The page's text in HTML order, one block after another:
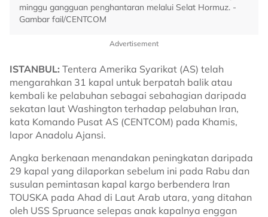
minggu gangguan penghantaran melalui Selat Hormuz. -
Gambar fail/CENTCOM
Advertisement
ISTANBUL: Tentera Amerika Syarikat (AS) telah
mengarahkan 31 kapal untuk berpatah balik atau
kembali ke pelabuhan sebagai sebahagian daripada
sekatan laut Washington terhadap pelabuhan Iran,
kata Komando Pusat AS (CENTCOM) pada Khamis,
lapor Anadolu Ajansi.
Angka berkenaan menandakan peningkatan daripada
29 kapal yang dilaporkan sebelum ini pada Rabu dan
susulan pemintasan kapal kargo berbendera Iran
TOUSKA pada Ahad di Laut Arab utara, yang ditahan
oleh USS Spruance selepas anak kapalnya enggan